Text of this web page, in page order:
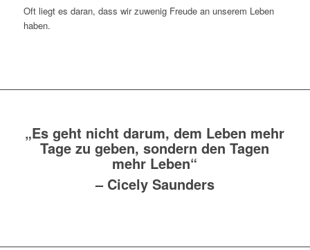
Oft liegt es daran, dass wir zuwenig Freude an unserem Leben
haben.
„Es geht nicht darum, dem Leben mehr
Tage zu geben, sondern den Tagen
mehr Leben“
–Cicely Saunders